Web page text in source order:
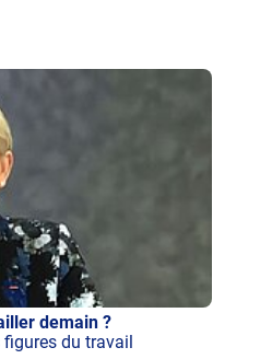
demain ?
figures du travail